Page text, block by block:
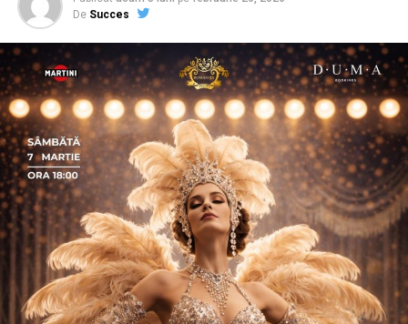
Carmen Mihalca, fondatoarea Asociației
Antreprenoare.ro,a pus aceeași întrebare de mai multe
ori, de-a lungul a șapte ani petrecuți în această
comunitate: de ce atât de multe femei cu afaceri solide
și expertiză reală lipsesc din conversațiile publice
relevante pentru domeniul lor?
Răspunsul nu a fost lipsa de competență, ci, mai degrabă
lipsa de permisiune față de sine și de context de
vizibilitate. Așa a pornitproiectul, din dorința
fondatoarei de a crea un ecosistem online pentru
promovare.
De Succes